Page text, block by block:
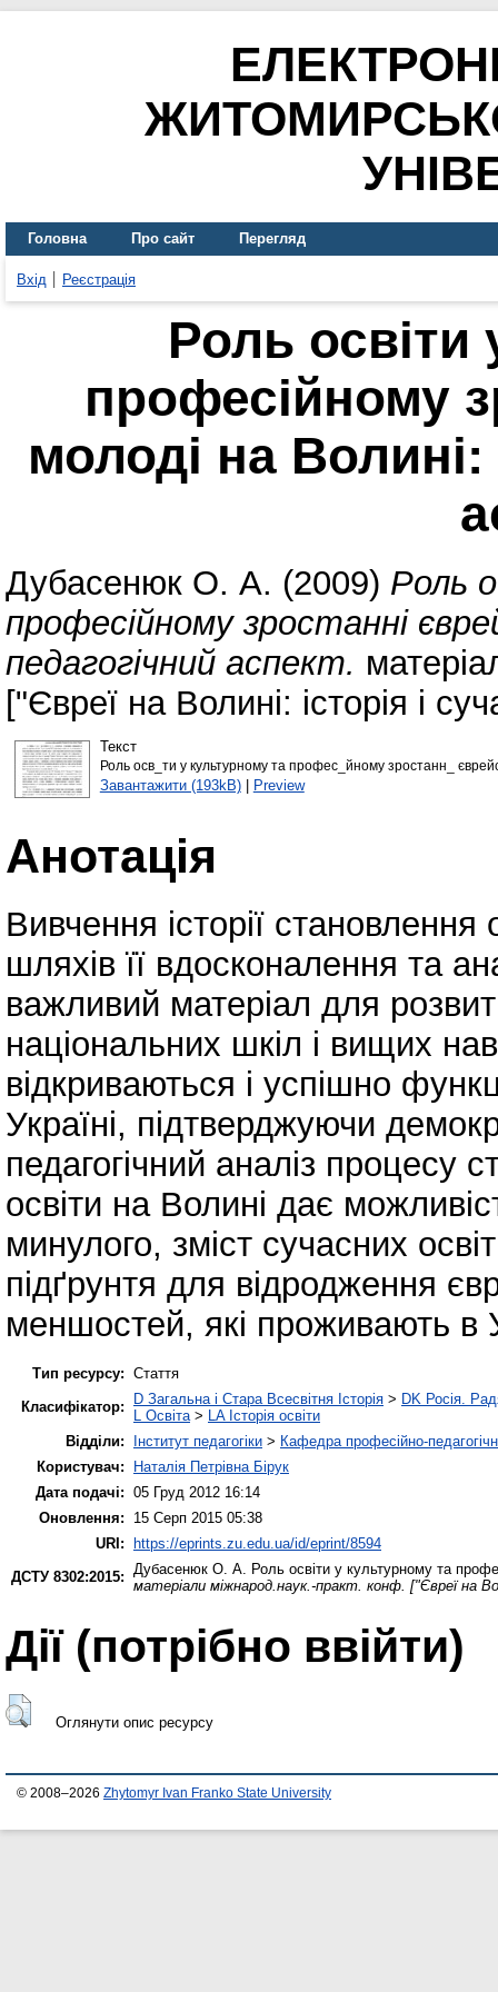
Головна Про сайт Перегляд
Вхід Реєстрація
Роль освіти
професійному
молоді на Волині:
Дубасенюк О. А. (2009) Роль
професійному зростанні
педагогічний аспект.
["Євреї на Волині: історія і
Текст
Роль осв_ти у культурному та профес_йному зростанн_
Завантажити (193kB)| Preview
Анотація
Вивчення історії становлення
шляхів її вдосконалення та
важливий матеріал для
національних шкіл і вищих
відкриваються і успішно
Україні, підтверджуючи
педагогічний аналіз процесу
освіти на Волині дає
минулого, зміст сучасних
підґрунтя для відродження
меншостей, які проживають в
Тип ресурсу: Стаття
Класифікатор:
D Загальна і Стара Всесвітня Історія > DK Росія.
L Освіта > LA Історія освіти
Відділи:
Інститут педагогіки > Кафедра професійно-
Користувач:
Наталія Петрівна Бірук
Дата подачі: 05 Груд 2012 16:14
Оновлення:
15 Серп 2015 05:38
URI: https://eprints.zu.edu.ua/id/eprint/8594
ДСТУ 8302:2015:
Дубасенюк О. А. Роль освіти у культурному та
матеріали міжнарод.наук.-практ. конф. ["Євреї на
Дії ​​(потрібно ввійти)
Оглянути опис ресурсу
© 2008–2026 Zhytomyr Ivan Franko State University